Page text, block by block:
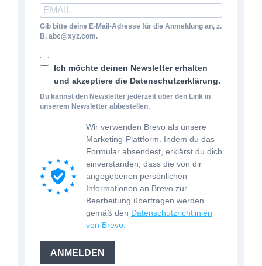
Gib bitte deine E-Mail-Adresse für die Anmeldung an, z.
B. abc@xyz.com.
Ich möchte deinen Newsletter erhalten
und akzeptiere die Datenschutzerklärung.
Du kannst den Newsletter jederzeit über den Link in
unserem Newsletter abbestellen.
Wir verwenden Brevo als unsere
Marketing-Plattform. Indem du das
Formular absendest, erklärst du dich
einverstanden, dass die von dir
angegebenen persönlichen
Informationen an Brevo zur
Bearbeitung übertragen werden
gemäß den Datenschutzrichtlinien
von Brevo.
ANMELDEN